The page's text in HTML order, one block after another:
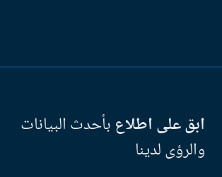
ابق على اطلاعبأحدث البيانات
والرؤى لدينا